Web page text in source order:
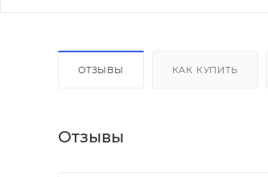
ОТЗЫВЫ КАК КУПИТЬ
Отзывы